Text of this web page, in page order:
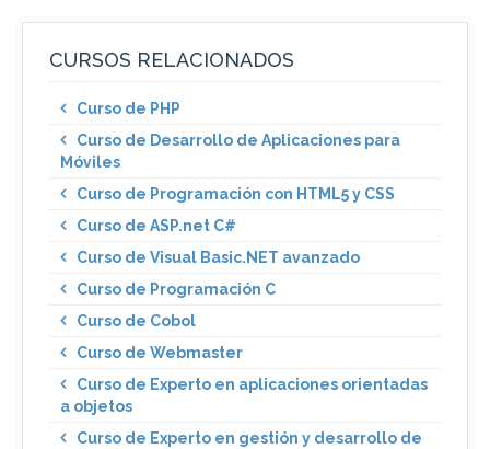
CURSOS RELACIONADOS
Curso de PHP
Curso de Desarrollo de Aplicaciones para
Móviles
Curso de Programación con HTML5 y CSS
Curso de ASP.net C#
Curso de Visual Basic.NET avanzado
Curso de Programación C
Curso de Cobol
Curso de Webmaster
Curso de Experto en aplicaciones orientadas
a objetos
Curso de Experto en gestión y desarrollo de